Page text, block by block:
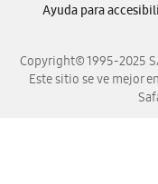
Copyright© 1995-2025
Este sitio se ve mejor
Ayuda para